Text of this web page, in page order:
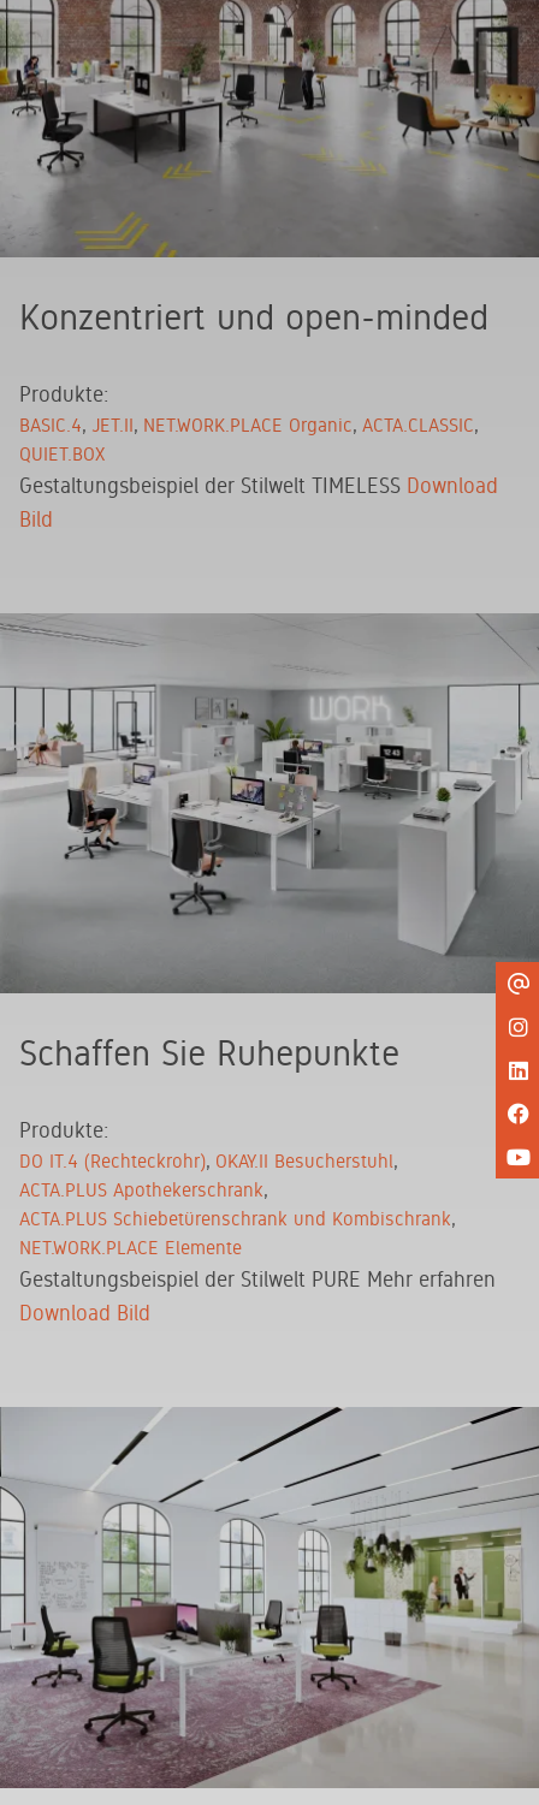
Konzentriert und open-minded
Produkte:
BASIC.4 JET.II NET.WORK.PLACE Organic ACTA.CLASSIC
QUIET.BOX
Gestaltungsbeispiel der Stilwelt TIMELESS Download
Bild
Schaffen Sie Ruhepunkte
Produkte:
DO IT.4 (Rechteckrohr) OKAY.II Besucherstuhl
ACTA.PLUS Apothekerschrank
ACTA.PLUS Schiebetürenschrank und Kombischrank
NET.WORK.PLACE Elemente
Gestaltungsbeispiel der Stilwelt PURE Mehr erfahren
Download Bild